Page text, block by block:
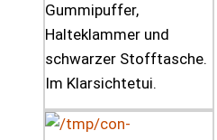
Gummipuffer,
Halteklammer und
schwarzer Stofftasche.
Im Klarsichtetui.